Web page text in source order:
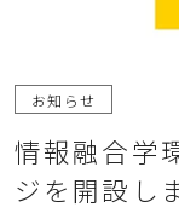
お知らせ
情報融合学
ジを開設し